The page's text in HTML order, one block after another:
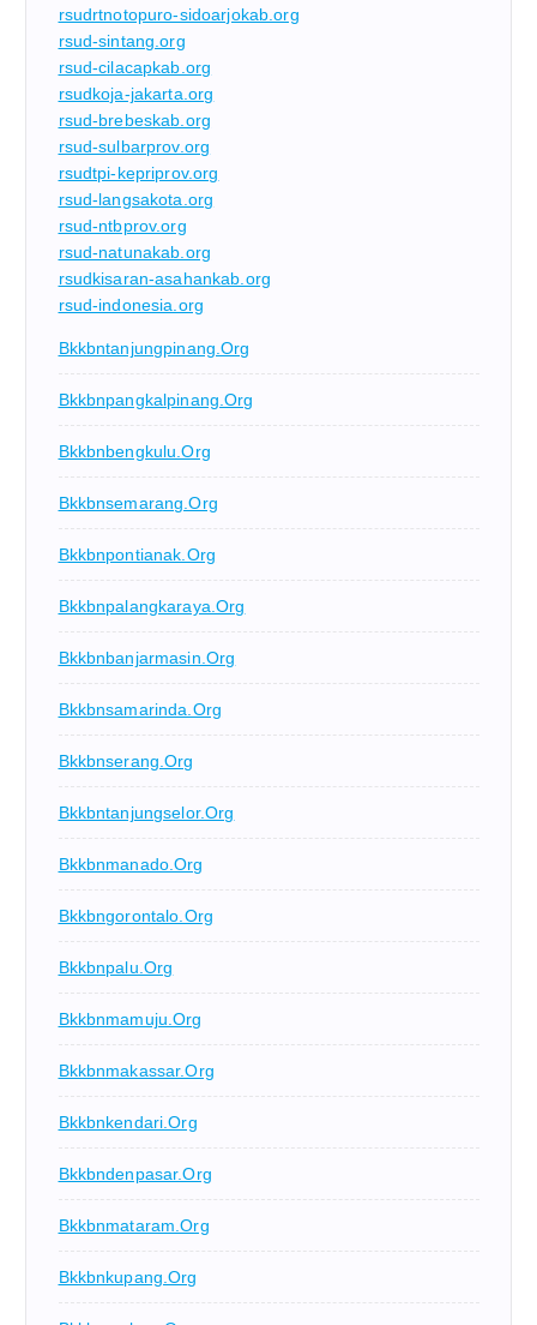
rsudrtnotopuro-sidoarjokab.org
rsud-sintang.org
rsud-cilacapkab.org
rsudkoja-jakarta.org
rsud-brebeskab.org
rsud-sulbarprov.org
rsudtpi-kepriprov.org
rsud-langsakota.org
rsud-ntbprov.org
rsud-natunakab.org
rsudkisaran-asahankab.org
rsud-indonesia.org
Bkkbntanjungpinang.org
Bkkbnpangkalpinang.org
Bkkbnbengkulu.org
Bkkbnsemarang.org
Bkkbnpontianak.org
Bkkbnpalangkaraya.org
Bkkbnbanjarmasin.org
Bkkbnsamarinda.org
Bkkbnserang.org
Bkkbntanjungselor.org
Bkkbnmanado.org
Bkkbngorontalo.org
Bkkbnpalu.org
Bkkbnmamuju.org
Bkkbnmakassar.org
Bkkbnkendari.org
Bkkbndenpasar.org
Bkkbnmataram.org
Bkkbnkupang.org